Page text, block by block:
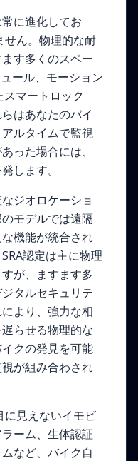
に進化してお
せん。物理的な耐
す多くのスペー
ール、モーション
マートロック
はあなたのバイ
ルタイムで監視
った場合には、
します。
ジオロケーショ
モデルでは遠隔
機能が統合され
認定は主に物理
が、ますます多
タルセキュリテ
より、強力な相
らせる物理的な
クの発見を可能
が組み合わされ
に見えないイモビ
ーム、生体認証
など、バイク自